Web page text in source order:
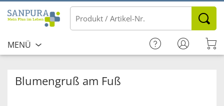
MENÜ
Blumengruß am Fuß